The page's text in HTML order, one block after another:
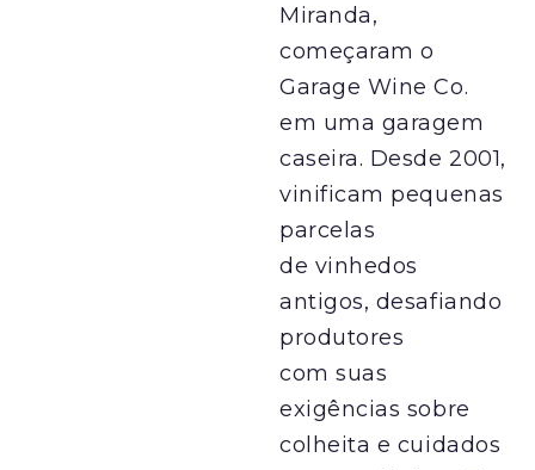
Miranda,
começaram o
Garage Wine Co.
em uma garagem
caseira. Desde 2001,
vinificam pequenas
parcelas
de vinhedos
antigos, desafiando
produtores
com suas
exigências sobre
colheita e cuidados